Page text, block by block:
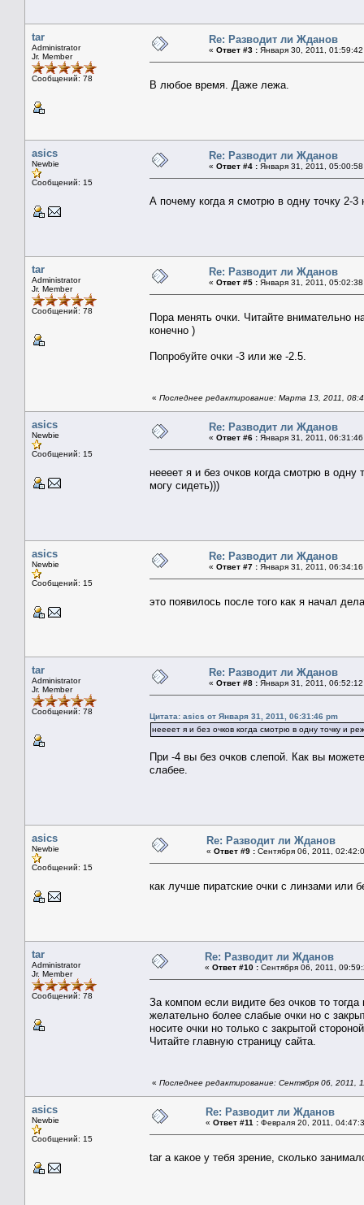
tar
Administrator
Jr. Member
Сообщений: 78
Re: Разводит ли Жданов
« Ответ #3 : Января 30, 2011,
В любое время. Даже лежа.
asics
Newbie
Сообщений: 15
Re: Разводит ли Жданов
« Ответ #4 : Января 31, 2011,
А почему когда я смотрю в одну точку 2-3
tar
Administrator
Jr. Member
Сообщений: 78
Re: Разводит ли Жданов
« Ответ #5 : Января 31, 2011,
Пора менять очки. Читайте внимательно
конечно )
Попробуйте очки -3 или же -2.5.
« Последнее редактирование: Марта 13, 2011,
asics
Newbie
Сообщений: 15
Re: Разводит ли Жданов
« Ответ #6 : Января 31, 2011,
неееет я и без очков когда смотрю в
могу сидеть)))
asics
Newbie
Сообщений: 15
Re: Разводит ли Жданов
« Ответ #7 : Января 31, 2011,
это появилось после того как я начал
tar
Administrator
Jr. Member
Сообщений: 78
Re: Разводит ли Жданов
« Ответ #8 : Января 31, 2011,
Цитата: asics от Января 31, 2011, 06:31:46 pm
неееет я и без очков когда смотрю в одну точку и
При -4 вы без очков слепой. Как вы
слабее.
asics
Newbie
Сообщений: 15
Re: Разводит ли Жданов
« Ответ #9 : Сентября 06, 2011,
как лучше пиратские очки с линзами или
tar
Administrator
Jr. Member
Сообщений: 78
Re: Разводит ли Жданов
« Ответ #10 : Сентября 06, 2011,
За компом если видите без очков то
желательно более слабые очки но с
носите очки но только с закрытой
Читайте главную страницу сайта.
« Последнее редактирование: Сентября 06, 2011,
asics
Newbie
Сообщений: 15
Re: Разводит ли Жданов
« Ответ #11 : Февраля 20, 2011,
tar а какое у тебя зрение, сколько